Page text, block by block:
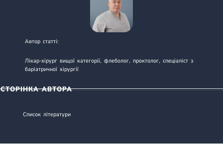
Автор статті:
Лікар-хірург вищої категорії, флеболог, проктолог, спеціаліст з
баріатричної хірургії
СТОРІНКА АВТОРА
Список літератури